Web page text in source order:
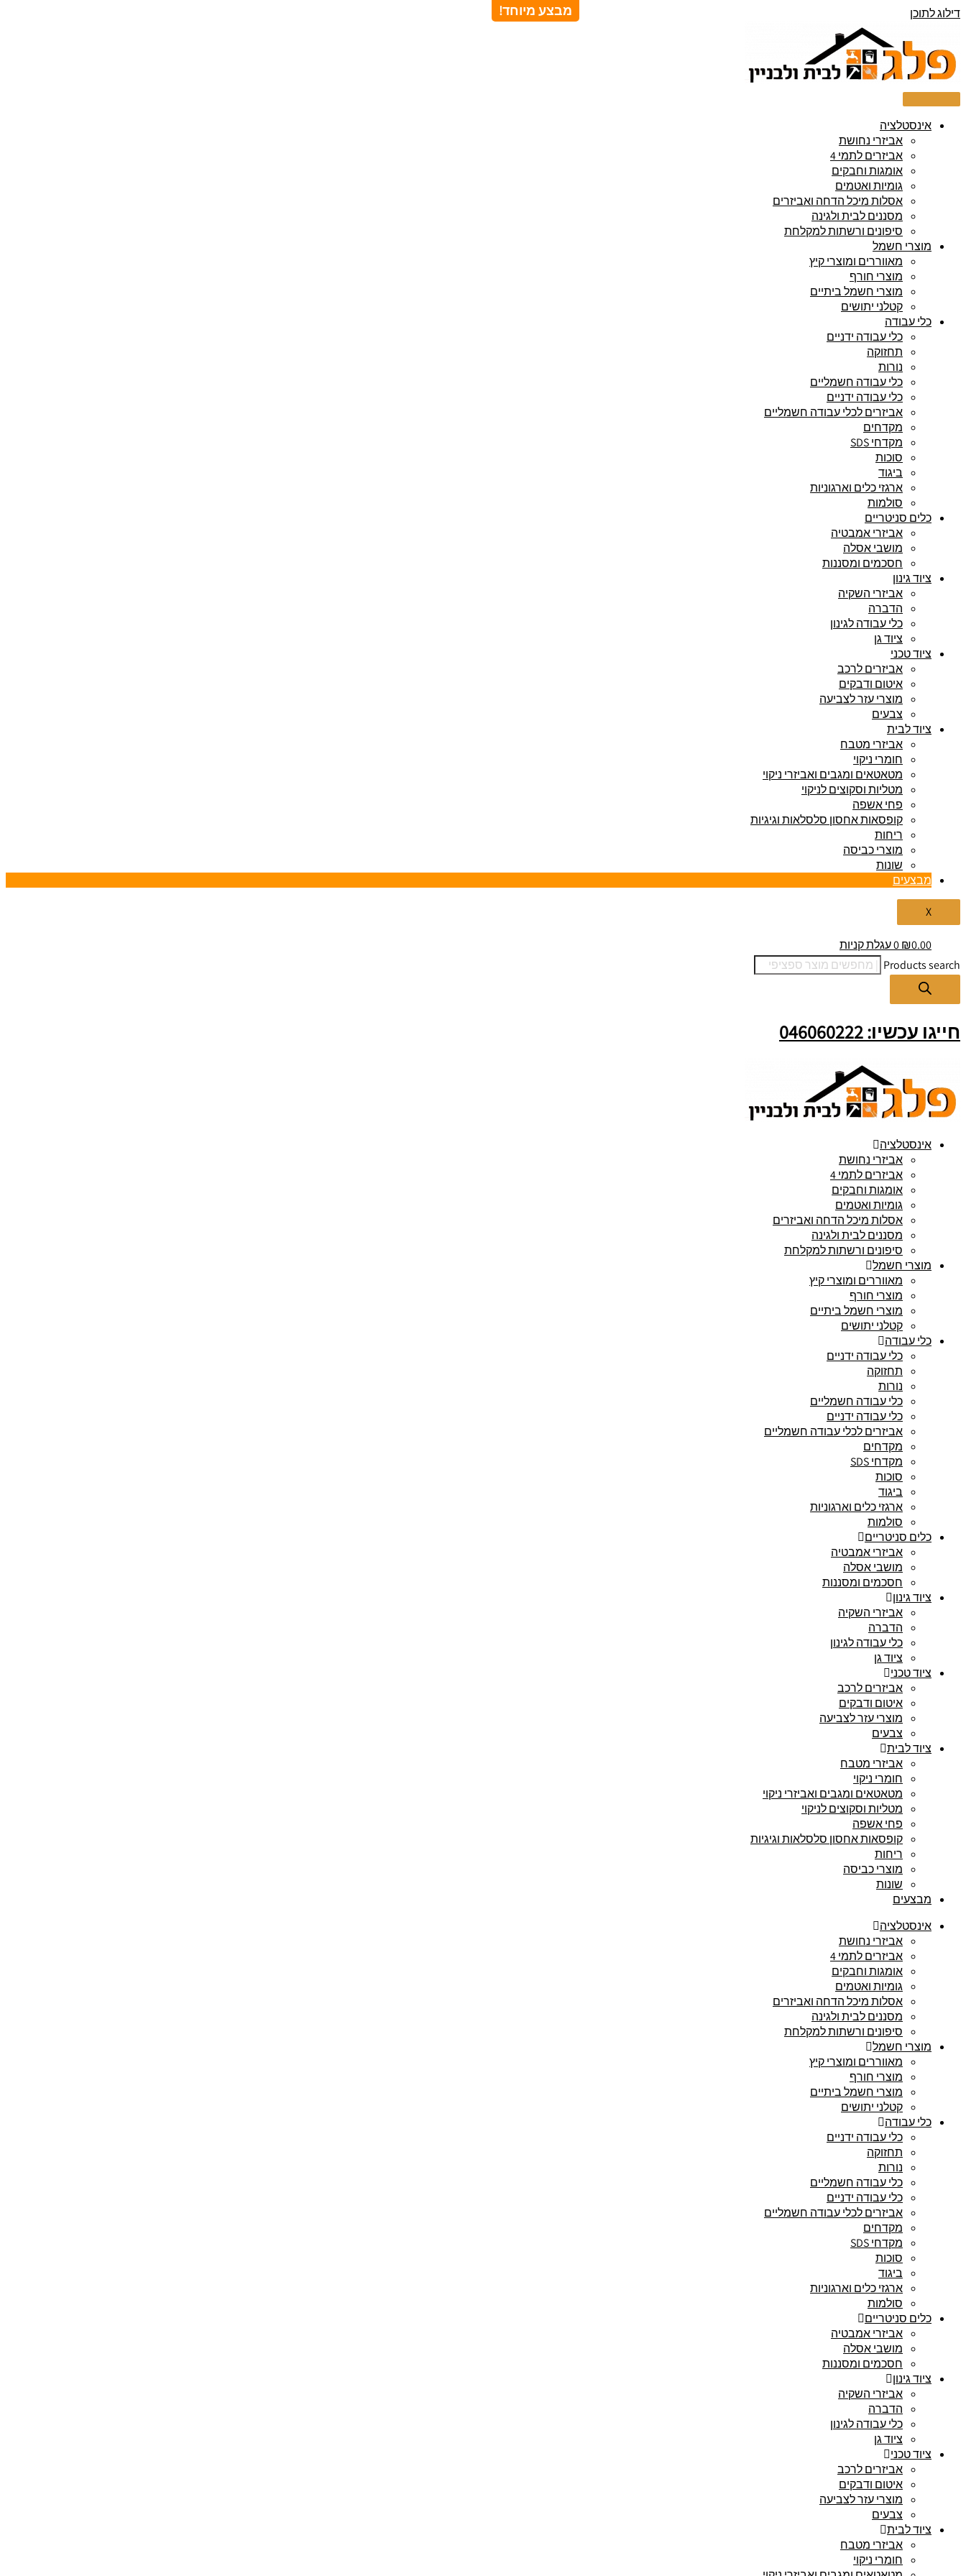
דילוג לתוכן
אינסטלציה
אביזרי נחושת
אביזרים לתמי 4
אומגות וחבקים
גומיות ואטמים
אסלות מיכל הדחה ואביזרים
מסננים לבית ולגינה
סיפונים ורשתות למקלחת
מוצרי חשמל
מאווררים ומוצרי קיץ
מוצרי חורף
מוצרי חשמל ביתיים
קטלני יתושים
כלי עבודה
כלי עבודה ידניים
תחזוקה
נורות
כלי עבודה חשמליים
כלי עבודה ידניים
אביזרים לכלי עבודה חשמליים
מקדחים
מקדחי SDS
סוכות
ביגוד
ארגזי כלים וארגוניות
סולמות
כלים סניטריים
אביזרי אמבטיה
מושבי אסלה
חסכמים ומסננות
ציוד גינון
אביזרי השקיה
הדברה
כלי עבודה לגינון
ציוד גן
ציוד טכני
אביזרים לרכב
איטום ודבקים
מוצרי עזר לצביעה
צבעים
ציוד לבית
אביזרי מטבח
חומרי ניקוי
מטאטאים ומגבים ואביזרי ניקוי
מטליות וסקוצים לניקוי
פחי אשפה
קופסאות אחסון סלסלאות וגיגיות
ריחות
מוצרי כביסה
שונות
מבצעים
X
₪0.00
0עגלת קניות
Products search
חייגו עכשיו: 046060222
אינסטלציה
אביזרי נחושת
אביזרים לתמי 4
אומגות וחבקים
גומיות ואטמים
אסלות מיכל הדחה ואביזרים
מסננים לבית ולגינה
סיפונים ורשתות למקלחת
מוצרי חשמל
מאווררים ומוצרי קיץ
מוצרי חורף
מוצרי חשמל ביתיים
קטלני יתושים
כלי עבודה
כלי עבודה ידניים
תחזוקה
נורות
כלי עבודה חשמליים
כלי עבודה ידניים
אביזרים לכלי עבודה חשמליים
מקדחים
מקדחי SDS
סוכות
ביגוד
ארגזי כלים וארגוניות
סולמות
כלים סניטריים
אביזרי אמבטיה
מושבי אסלה
חסכמים ומסננות
ציוד גינון
אביזרי השקיה
הדברה
כלי עבודה לגינון
ציוד גן
ציוד טכני
אביזרים לרכב
איטום ודבקים
מוצרי עזר לצביעה
צבעים
ציוד לבית
אביזרי מטבח
חומרי ניקוי
מטאטאים ומגבים ואביזרי ניקוי
מטליות וסקוצים לניקוי
פחי אשפה
קופסאות אחסון סלסלאות וגיגיות
ריחות
מוצרי כביסה
שונות
מבצעים
אינסטלציה
אביזרי נחושת
אביזרים לתמי 4
אומגות וחבקים
גומיות ואטמים
אסלות מיכל הדחה ואביזרים
מסננים לבית ולגינה
סיפונים ורשתות למקלחת
מוצרי חשמל
מאווררים ומוצרי קיץ
מוצרי חורף
מוצרי חשמל ביתיים
קטלני יתושים
כלי עבודה
כלי עבודה ידניים
תחזוקה
נורות
כלי עבודה חשמליים
כלי עבודה ידניים
אביזרים לכלי עבודה חשמליים
מקדחים
מקדחי SDS
סוכות
ביגוד
ארגזי כלים וארגוניות
סולמות
כלים סניטריים
אביזרי אמבטיה
מושבי אסלה
חסכמים ומסננות
ציוד גינון
אביזרי השקיה
הדברה
כלי עבודה לגינון
ציוד גן
ציוד טכני
אביזרים לרכב
איטום ודבקים
מוצרי עזר לצביעה
צבעים
ציוד לבית
אביזרי מטבח
חומרי ניקוי
מבצע מיוחד!